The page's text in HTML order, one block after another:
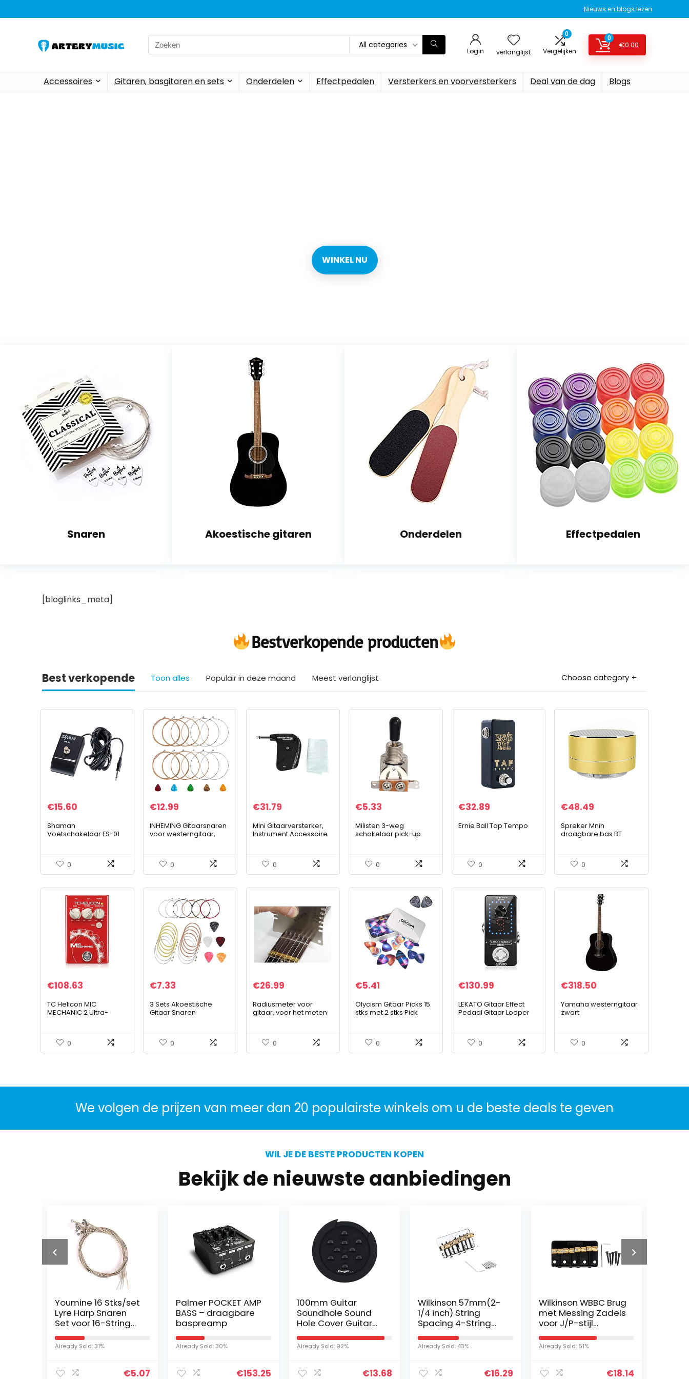
Nieuws en blogs lezen
All categories
Login verlanglijst
0
Vergelijken
0
€0.00
Accessoires Gitaren, basgitaren en sets Onderdelen Effectpedalen Versterkers en voorversterkers Deal van de dag Blogs
WINKEL NU
Snaren Akoestische gitaren Onderdelen Effectpedalen
[bloglinks_meta]
Bestverkopende producten
Best verkopende Toon alles Populair in deze maand Meest verlanglijst Choose category
€15.60
Shaman
Voetschakelaar FS-01
0
€12.99
INHEMING Gitaarsnaren
voor westerngitaar,
gitaarsnaren, (set van 6
snaren) 2…
0
€31.79
Mini Gitaarversterker,
Instrument Accessoire
Streaming
0
€5.33
Milisten 3-weg
schakelaar pick-up
voor geluid pickup
0
€32.89
Ernie Ball Tap Tempo
0
€48.49
Spreker Mnin
draagbare bas BT
Draagbare Speakers
Draagbare luidspreker
(Color…
0
€108.63
TC Helicon MIC
MECHANIC 2 Ultra-
effecten stompbox met
Reverb, Echo en Pitch
Correction
0
€7.33
3 Sets Akoestische
Gitaar Snaren
Goud/Messing/Multicol
or Gitaar String met6
Stuks…
0
€26.99
Radiusmeter voor
gitaar, voor het meten
0
€5.41
Olycism Gitaar Picks 15
stks met 2 stks Pick
Elektrische Akoestische
Basgitaar inclusief 0…
0
€130.99
LEKATO Gitaar Effect
Pedaal Gitaar Looper
40 Minuten Record Tijd
voor… 0
€318.50
Yamaha westerngitaar
zwart
0
We volgen de prijzen van meer dan 20 populairste winkels om u de beste deals te geven
WIL JE DE BESTE PRODUCTEN KOPEN
Bekijk de nieuwste aanbiedingen
Youmine 16 Stks/set
Lyre Harp Snaren
Set voor 16-String
Lyre Harp
Noodzakelijke
Snaren
Already Sold: 31%
€5.07
Palmer POCKET AMP
BASS – draagbare
baspreamp
Already Sold: 30%
€153.25
100mm Guitar
Soundhole Sound
Hole Cover Guitar
Block Protector
Cover Guitar
Feedback Cover for
Guitar
Already Sold: 92%
€13.68
Wilkinson 57mm(2-
1/4 inch) String
Spacing 4-String
Fixed Bass Bridge
Brass Saddles for
Precision Bass and
Already Sold: 43%
€16.29
Wilkinson WBBC Brug
met Messing Zadels
voor J/P-stijl
Basgitaar,Zwart
Already Sold: 61%
€18.14